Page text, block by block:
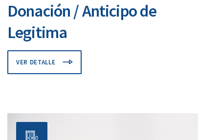
Donación / Anticipo de
Legitima
VER DETALLE